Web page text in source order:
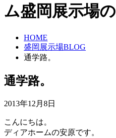
ム盛岡展示場
HOME
盛岡展示場BLOG
通学路。
通学路。
2013年12月8日
こんにちは。
ディアホームの安原です。